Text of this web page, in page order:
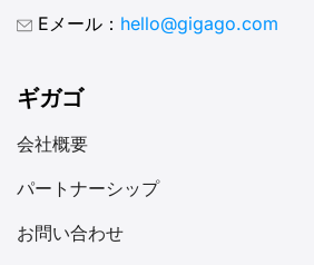
在ではベトナムでも公共Wi-Fiが広く
り信頼性の高い選択肢となります。
トナム旅行中に自宅のSIMカードで
ぬ出費が生じる可能性があります。
プランはデータ容量に制限があるこ
Eメール： hello@gigago.com
ギガゴ
会社概要
パートナーシップ
お問い合わせ